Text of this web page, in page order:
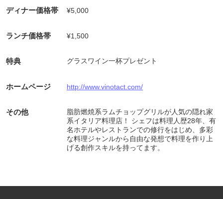
ディナー価格帯 ¥5,000
ランチ価格帯 ¥1,500
特典 グラスワイン一杯プレゼント
ホームページ http://www.vinotact.com/
その他
脂肪燃焼系ラムチョップグリルが人気の隠れ家
系イタリア料理店！ シェフは料理人歴28年、有
名ホテルやレストランでの修行をはじめ、多彩
な料理ジャンルから自由な発想で料理を作り上
げる創作スキルを持ってます。